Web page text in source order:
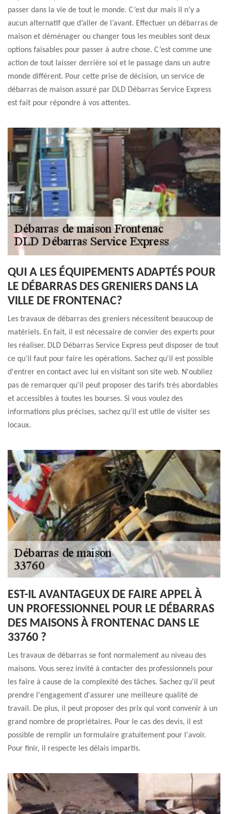
passer dans la vie de tout le monde. C’est dur mais il n’y a
aucun alternatif que d’aller de l’avant. Effectuer un débarras de
maison et déménager ou changer tous les meubles sont deux
options faisables pour passer à autre chose. C’est comme une
action de tout laisser derrière soi et le passage dans un autre
monde différent. Pour cette prise de décision, un service de
débarras de maison assuré par DLD Débarras Service Express
est fait pour répondre à vos attentes.
QUI A LES ÉQUIPEMENTS ADAPTÉS POUR
LE DÉBARRAS DES GRENIERS DANS LA
VILLE DE FRONTENAC?
Les travaux de débarras des greniers nécessitent beaucoup de
matériels. En fait, il est nécessaire de convier des experts pour
les réaliser. DLD Débarras Service Express peut disposer de tout
ce qu'il faut pour faire les opérations. Sachez qu'il est possible
d'entrer en contact avec lui en visitant son site web. N'oubliez
pas de remarquer qu'il peut proposer des tarifs très abordables
et accessibles à toutes les bourses. Si vous voulez des
informations plus précises, sachez qu'il est utile de visiter ses
locaux.
EST-IL AVANTAGEUX DE FAIRE APPEL À
UN PROFESSIONNEL POUR LE DÉBARRAS
DES MAISONS À FRONTENAC DANS LE
33760 ?
Les travaux de débarras se font normalement au niveau des
maisons. Vous serez invité à contacter des professionnels pour
les faire à cause de la complexité des tâches. Sachez qu'il peut
prendre l'engagement d'assurer une meilleure qualité de
travail. De plus, il peut proposer des prix qui vont convenir à un
grand nombre de propriétaires. Pour le cas des devis, il est
possible de remplir un formulaire gratuitement pour l'avoir.
Pour finir, il respecte les délais impartis.